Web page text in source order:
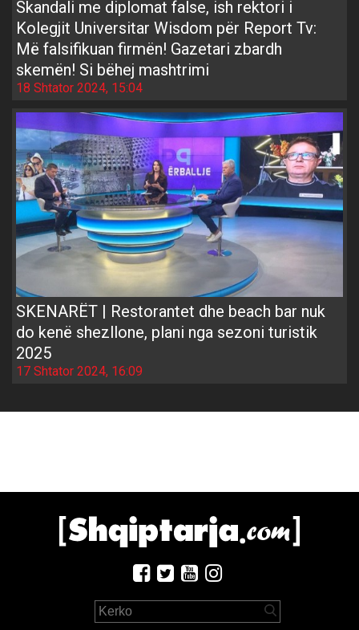
Skandali me diplomat false, ish rektori i
Kolegjit Universitar Wisdom për Report Tv:
Më falsifikuan firmën! Gazetari zbardh
skemën! Si bëhej mashtrimi
18 Shtator 2024, 15:04
SKENARËT | Restorantet dhe beach bar nuk
do kenë shezllone, plani nga sezoni turistik
2025
17 Shtator 2024, 16:09